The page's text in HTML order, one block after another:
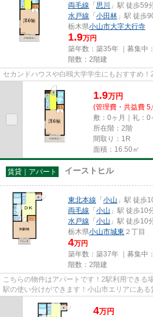
両毛線 「思川
」駅 徒歩59
水戸線 「小田林 」駅 徒歩
栃木県小山市大字大行寺
1.9万円
築年数：築35年 ｜募集中：
階数：2階建
セカンドハウスや白鴎大学学生にもおすすめ！
1.9万円
(管理費・共益費
敷：0ヶ月｜礼：0
所在階：2階
間取り：1R
面積：16.50㎡
賃貸｜アパート イーストヒル
東北本線 「小山 」駅 徒歩
両毛線 「小山 」駅 徒歩10
水戸線 「小山 」駅 徒歩10
栃木県小山市城東 ２丁目
4万円
築年数：築37年 ｜募集中：
階数：2階建
こちらの物件はアパートです！2駅利用できる
駅の使い分けができます！小山市エリアにある
した当社へお任せください！当...
4万円